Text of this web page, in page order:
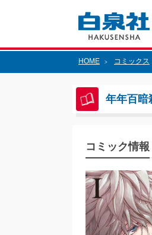
HOME > コミックス
年年百暗
コミック情報